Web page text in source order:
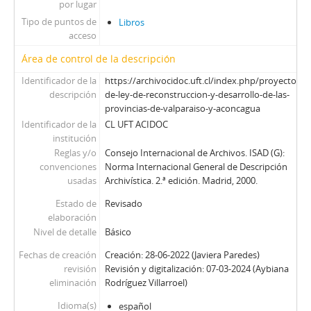
por lugar
Tipo de puntos de
acceso
Libros
Área de control de la descripción
Identificador de la
descripción
https://archivocidoc.uft.cl/index.php/proyecto-
de-ley-de-reconstruccion-y-desarrollo-de-las-
provincias-de-valparaiso-y-aconcagua
Identificador de la
institución
CL UFT ACIDOC
Reglas y/o
convenciones
usadas
Consejo Internacional de Archivos. ISAD (G):
Norma Internacional General de Descripción
Archivística. 2.ª edición. Madrid, 2000.
Estado de
elaboración
Revisado
Nivel de detalle
Básico
Fechas de creación
revisión
eliminación
Creación: 28-06-2022 (Javiera Paredes)
Revisión y digitalización: 07-03-2024 (Aybiana
Rodríguez Villarroel)
Idioma(s)
español